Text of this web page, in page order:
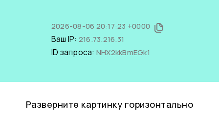
2026-08-06 20:17:23 +0000
Ваш IP: 216.73.216.31
ID запроса: NHX2kkBmEGk1
Разверните картинку горизонтально